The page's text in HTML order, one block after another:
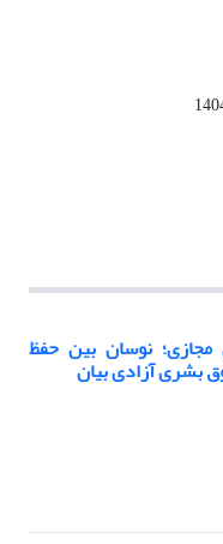
نوسان بین حفظ
بشری آزادی بیان